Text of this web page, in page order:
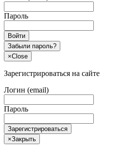
Пароль
Войти
Забыли пароль?
×Close
Зарегистрироваться на сайте
Логин (email)
Пароль
Зарегистрироваться
×Закрыть